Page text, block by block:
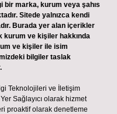
bir marka, kurum veya şahıs
Sitede yalnızca kendi
Burada yer alan içerikler
kurum ve kişiler hakkında
ve kişiler ile isim
bilgiler taslak
Teknolojileri ve İletişim
Sağlayıcı olarak hizmet
proaktif olarak denetleme